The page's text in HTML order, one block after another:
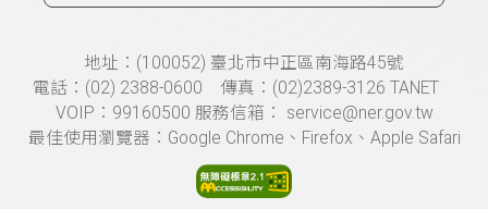
頁尾資訊地址：(100052) 臺北市中正區南海路45號
電話：(02) 2388-0600 傳真：(02)2389-3126 TANET
VOIP：99160500 服務信箱： service@ner.gov.tw
最佳使用瀏覽器：Google Chrome、Firefox、Apple Safari